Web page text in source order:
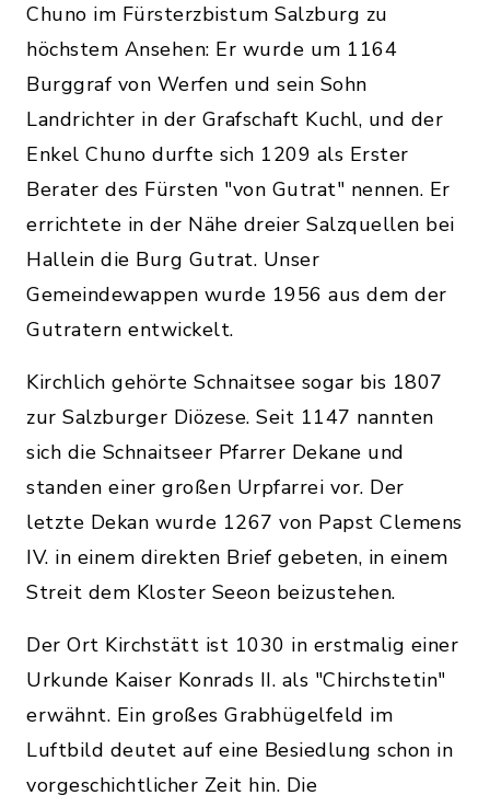
Chuno im Fürsterzbistum Salzburg zu
höchstem Ansehen: Er wurde um 1164
Burggraf von Werfen und sein Sohn
Landrichter in der Grafschaft Kuchl, und der
Enkel Chuno durfte sich 1209 als Erster
Berater des Fürsten "von Gutrat" nennen. Er
errichtete in der Nähe dreier Salzquellen bei
Hallein die Burg Gutrat. Unser
Gemeindewappen wurde 1956 aus dem der
Gutratern entwickelt.
Kirchlich gehörte Schnaitsee sogar bis 1807
zur Salzburger Diözese. Seit 1147 nannten
sich die Schnaitseer Pfarrer Dekane und
standen einer großen Urpfarrei vor. Der
letzte Dekan wurde 1267 von Papst Clemens
IV. in einem direkten Brief gebeten, in einem
Streit dem Kloster Seeon beizustehen.
Der Ort Kirchstätt ist 1030 in erstmalig einer
Urkunde Kaiser Konrads II. als "Chirchstetin"
erwähnt. Ein großes Grabhügelfeld im
Luftbild deutet auf eine Besiedlung schon in
vorgeschichtlicher Zeit hin. Die